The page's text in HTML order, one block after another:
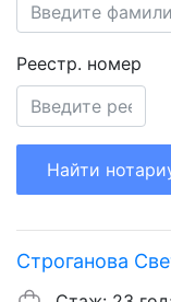
Реестр. номер
Найти
Строганова